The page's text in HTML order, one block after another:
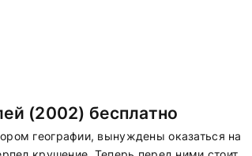
(2002) бесплатно
географии, вынуждены оказаться на